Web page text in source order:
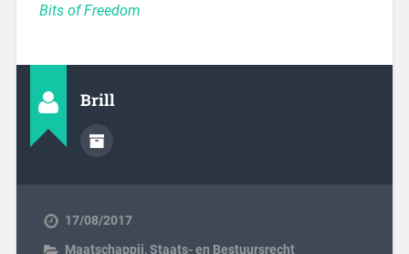
Bits of Freedom
Brill
17/08/2017
Maatschappij,Staats- en Bestuursrecht